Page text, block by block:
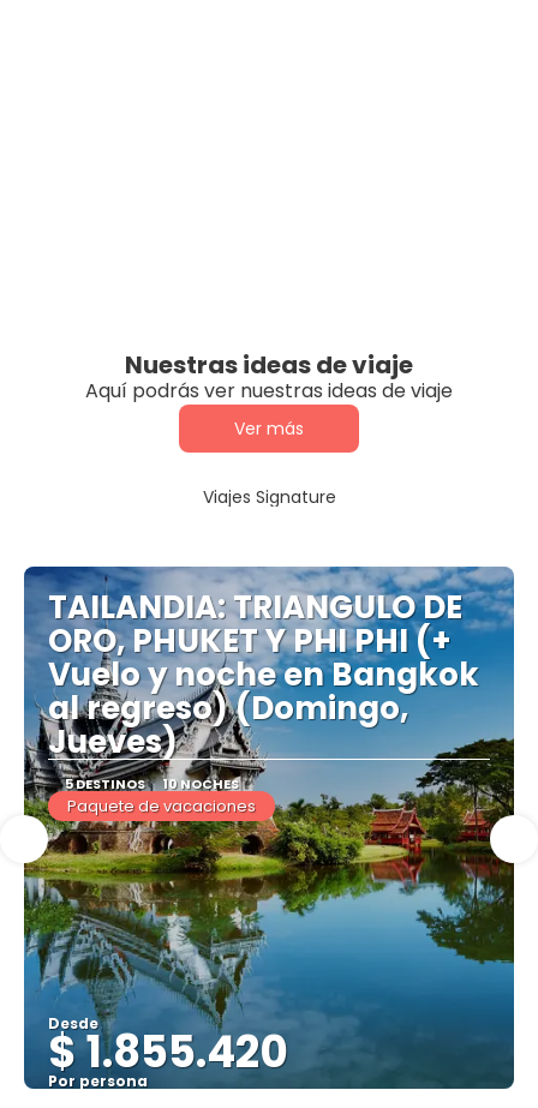
Nuestras ideas de viaje
Aquí podrás ver nuestras ideas de viaje
Ver más
Viajes Signature
TAILANDIA: TRIANGULO DE
ORO, PHUKET Y PHI PHI (+
Vuelo y noche en Bangkok
al regreso) (Domingo,
Jueves)
5 DESTINOS 10 NOCHES
Paquete de vacaciones
Desde
$ 1.855.420
Por persona